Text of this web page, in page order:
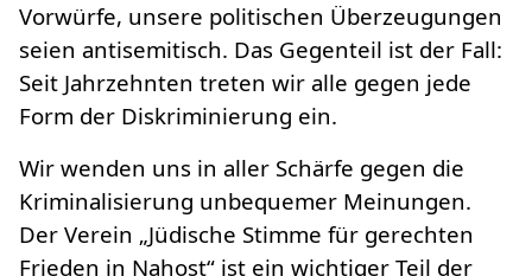
Vorwürfe, unsere politischen Überzeugungen
seien antisemitisch. Das Gegenteil ist der Fall:
Seit Jahrzehnten treten wir alle gegen jede
Form der Diskriminierung ein.
Wir wenden uns in aller Schärfe gegen die
Kriminalisierung unbequemer Meinungen.
Der Verein „Jüdische Stimme für gerechten
Frieden in Nahost“ ist ein wichtiger Teil der